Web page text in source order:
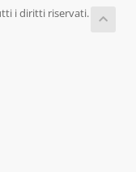
i diritti riservati.